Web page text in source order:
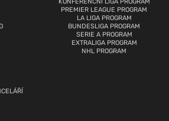
PREMIER LEAGUE PROGRAM
LA LIGA PROGRAM
BUNDESLIGA PROGRAM
SERIE A PROGRAM
EXTRALIGA PROGRAM
NHL PROGRAM